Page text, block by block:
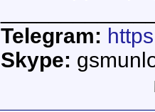
Telegram:
Skype: